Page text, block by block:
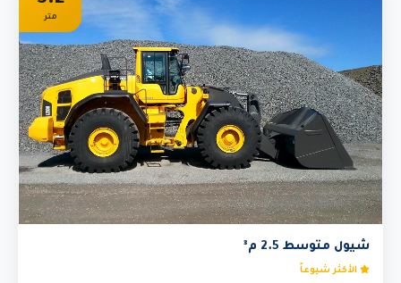
متر
شيول متوسط 2.5 م³
الأكثر شيوعاً